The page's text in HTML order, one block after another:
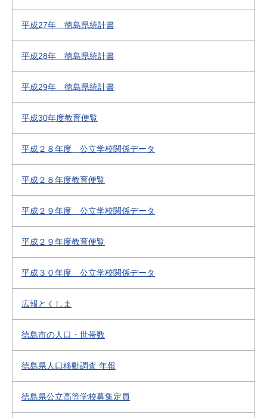
平成27年 徳島県統計書
平成28年 徳島県統計書
平成29年 徳島県統計書
平成30年度教育便覧
平成２８年度 公立学校関係データ
平成２８年度教育便覧
平成２９年度 公立学校関係データ
平成２９年度教育便覧
平成３０年度 公立学校関係データ
広報とくしま
徳島市の人口・世帯数
徳島県人口移動調査 年報
徳島県公立高等学校募集定員